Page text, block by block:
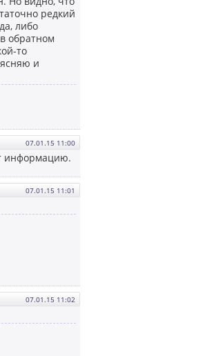
редкий
либо
обратном
то
и
07.01.15 11:00
информацию.
07.01.15 11:01
07.01.15 11:02